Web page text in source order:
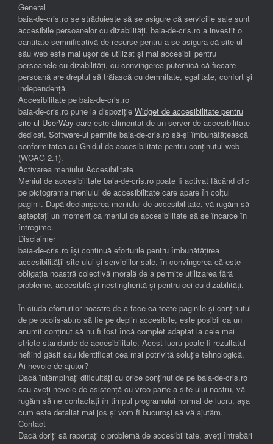
General
baia-de-cris.ro se străduiește să se asigure că serviciile sale sunt
accesibile persoanelor cu dizabilități. baia-de-cris.ro a investit o
cantitate semnificativă de resurse pentru a se asigura că site-ul
său web este mai ușor de utilizat și mai accesibil pentru
persoanele cu dizabilități, cu convingerea puternică că fiecare
persoană are dreptul să trăiască cu demnitate, egalitate, confort și
independenţă.
Accesibilitate pe baia-de-cris.ro
baia-de-cris.ro pune la dispoziție Widget de accesibilitate pentru
site-ul UserWay care este alimentat de un server de accesibilitate
dedicat. Software-ul permite baia-de-cris.ro să-și îmbunătățească
conformitatea cu Ghidul de accesibilitate pentru conținutul web
(WCAG 2.1).
Activarea meniului Accesibilitate
Meniul de accesibilitate baia-de-cris.ro poate fi activat făcând clic
pe pictograma meniului de accesibilitate care apare în colțul
paginii. După declanșarea meniului de accesibilitate, vă rugăm să
așteptați un moment ca meniul de accesibilitate să se încarce în
întregime.
Disclaimer
baia-de-cris.ro își continuă eforturile pentru îmbunătățirea
accesibilității site-ului și serviciilor sale, în convingerea că este
obligația noastră colectivă morală de a permite utilizarea fără
probleme, accesibilă și nestingherită și pentru cei cu dizabilități.
În ciuda eforturilor noastre de a face ca toate paginile și conținutul
de pe ocolis-ab.ro să fie pe deplin accesibile, este posibil ca un
anumit conținut să nu fi fost încă complet adaptat la cele mai
stricte standarde de accesibilitate. Acest lucru poate fi rezultatul
nefiind găsit sau identificat cea mai potrivită soluție tehnologică.
Ai nevoie de ajutor?
Dacă întâmpinați dificultăți cu orice conținut de pe baia-de-cris.ro
sau aveți nevoie de asistență cu vreo parte a site-ului nostru, vă
rugăm să ne contactați în timpul programului normal de lucru, așa
cum este detaliat mai jos și vom fi bucuroși să vă ajutăm.
Contact
Dacă doriți să raportați o problemă de accesibilitate, aveți întrebări